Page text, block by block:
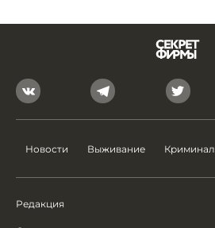
Новости Выживание Криминал
Редакция